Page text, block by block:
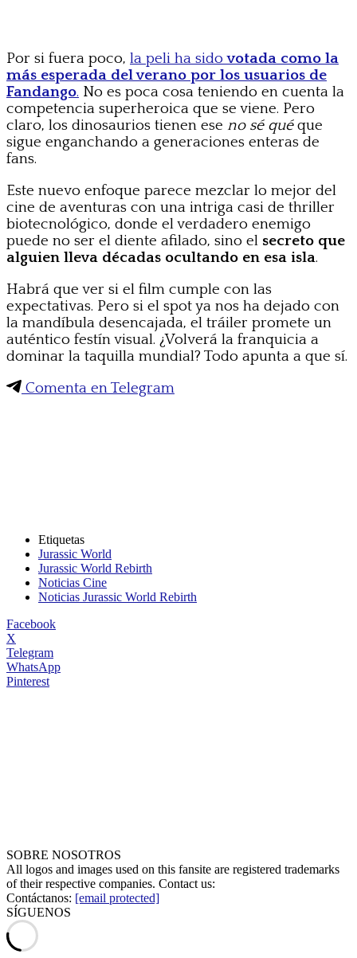
Por si fuera poco, la peli ha sidovotada como la
más esperada del verano por los usuarios de
Fandango. No es poca cosa teniendo en cuenta la
competencia superheroica que se viene. Pero
claro, los dinosaurios tienen ese no sé quéque
sigue enganchando a generaciones enteras de
fans.
Este nuevo enfoque parece mezclar lo mejor del
cine de aventuras con una intriga casi de thriller
biotecnológico, donde el verdadero enemigo
puede no ser el diente afilado, sino el secreto que
alguien lleva décadas ocultando en esa isla.
Habrá que ver si el film cumple con las
expectativas. Pero si el spot ya nos ha dejado con
la mandíbula desencajada, el tráiler promete un
auténtico festín visual. ¿Volverá la franquicia a
dominar la taquilla mundial? Todo apunta a que sí.
Comenta en Telegram
Etiquetas
Jurassic World
Jurassic World Rebirth
Noticias Cine
Noticias Jurassic World Rebirth
Facebook
X
Telegram
WhatsApp
Pinterest
SOBRE NOSOTROS
All logos and images used on this fansite are registered trademarks
of their respective companies. Contact us:
Contáctanos: [email protected]
SÍGUENOS